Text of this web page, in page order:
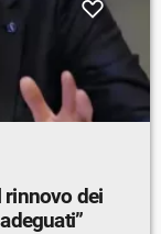
rinnovo dei